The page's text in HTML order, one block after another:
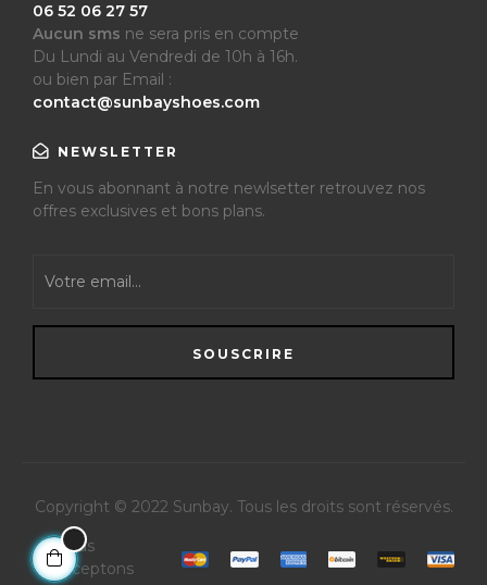
06 52 06 27 57
Aucun sms ne sera pris en compte
Du Lundi au Vendredi de 10h à 16h.
ou bien par Email :
contact@sunbayshoes.com
NEWSLETTER
En vous abonnant à notre newlsetter retrouvez nos
offres exclusives et bons plans.
SOUSCRIRE
Copyright © 2022 Sunbay. Tous les droits sont réservés.
Nous
acceptons